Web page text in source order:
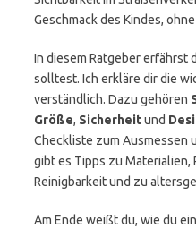
Geschmack des Kindes,
In diesem Ratgeber erfährst
solltest. Ich erkläre dir die
verständlich. Dazu gehören
Größe, Sicherheitund
Checkliste zum Ausmessen
gibt es Tipps zu Materialien,
Reinigbarkeit und zu
Am Ende weißt du, wie du